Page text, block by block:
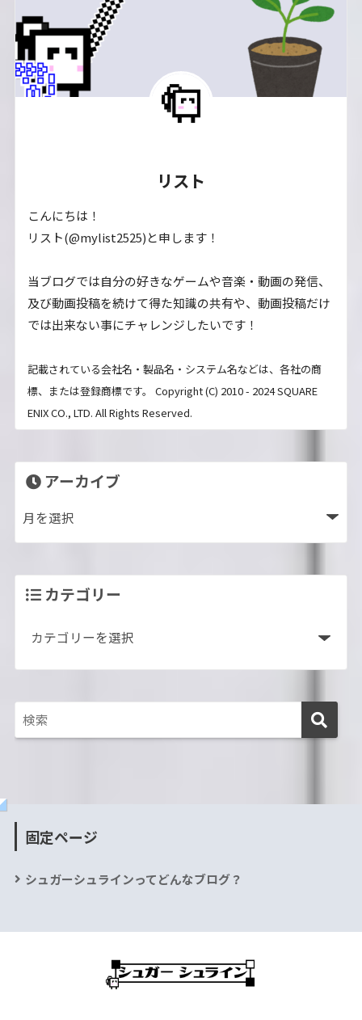
リスト
こんにちは！
リスト(@mylist2525)と申します！
当ブログでは自分の好きなゲームや音楽・動画の発信、
及び動画投稿を続けて得た知識の共有や、動画投稿だけ
では出来ない事にチャレンジしたいです！
記載されている会社名・製品名・システム名などは、各社の商
標、または登録商標です。 Copyright (C) 2010 - 2024 SQUARE
ENIX CO., LTD. All Rights Reserved.
アーカイブ
カテゴリー
固定ページ
シュガーシュラインってどんなブログ？